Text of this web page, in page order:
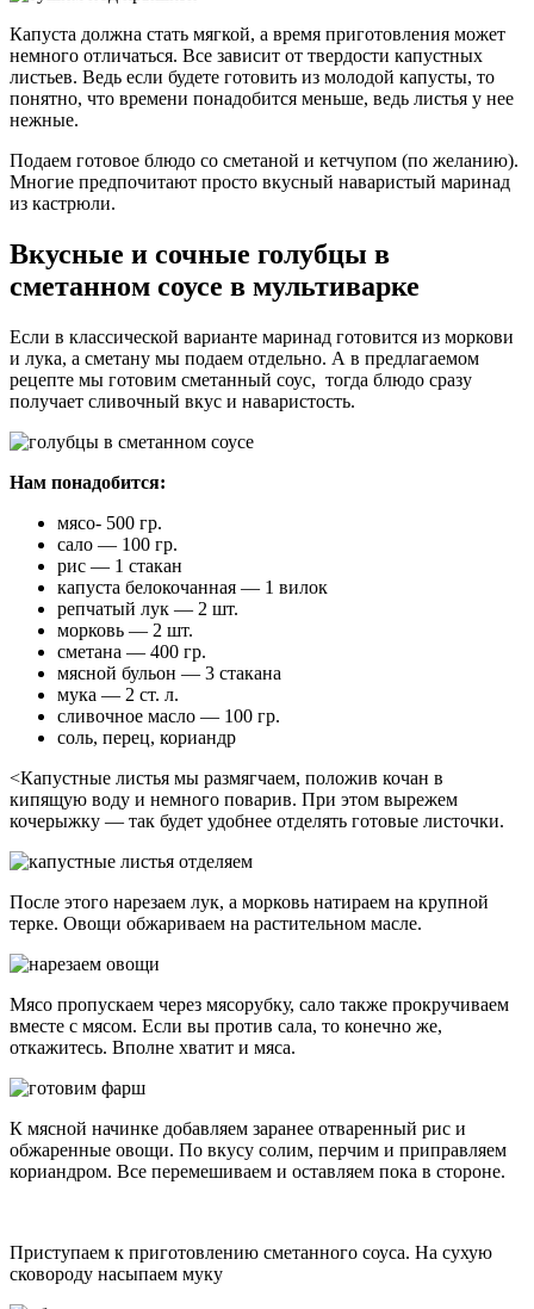
Капуста должна стать мягкой, а время приготовления может
немного отличаться. Все зависит от твердости капустных
листьев. Ведь если будете готовить из молодой капусты, то
понятно, что времени понадобится меньше, ведь листья у нее
нежные.
Подаем готовое блюдо со сметаной и кетчупом (по желанию).
Многие предпочитают просто вкусный наваристый маринад
из кастрюли.
Вкусные и сочные голубцы в
сметанном соусе в мультиварке
Если в классической варианте маринад готовится из моркови
и лука, а сметану мы подаем отдельно. А в предлагаемом
рецепте мы готовим сметанный соус, тогда блюдо сразу
получает сливочный вкус и наваристость.
Нам понадобится:
мясо- 500 гр.
сало — 100 гр.
рис — 1 стакан
капуста белокочанная — 1 вилок
репчатый лук — 2 шт.
морковь — 2 шт.
сметана — 400 гр.
мясной бульон — 3 стакана
мука — 2 ст. л.
сливочное масло — 100 гр.
соль, перец, кориандр
<Капустные листья мы размягчаем, положив кочан в
кипящую воду и немного поварив. При этом вырежем
кочерыжку — так будет удобнее отделять готовые листочки.
После этого нарезаем лук, а морковь натираем на крупной
терке. Овощи обжариваем на растительном масле.
Мясо пропускаем через мясорубку, сало также прокручиваем
вместе с мясом. Если вы против сала, то конечно же,
откажитесь. Вполне хватит и мяса.
К мясной начинке добавляем заранее отваренный рис и
обжаренные овощи. По вкусу солим, перчим и приправляем
кориандром. Все перемешиваем и оставляем пока в стороне.
Приступаем к приготовлению сметанного соуса. На сухую
сковороду насыпаем муку